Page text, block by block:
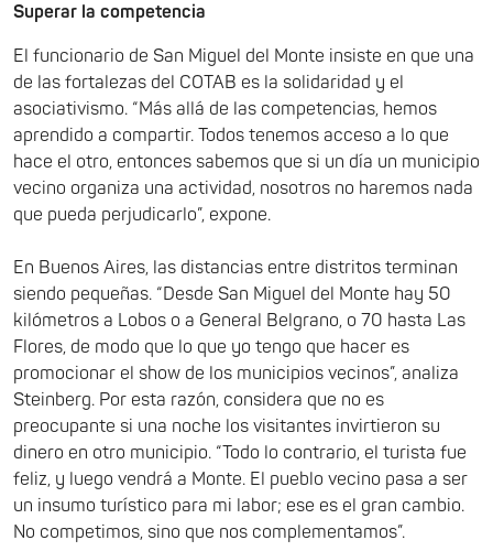
Superar la competencia
El funcionario de San Miguel del Monte insiste en que una
de las fortalezas del COTAB es la solidaridad y el
asociativismo. “Más allá de las competencias, hemos
aprendido a compartir. Todos tenemos acceso a lo que
hace el otro, entonces sabemos que si un día un municipio
vecino organiza una actividad, nosotros no haremos nada
que pueda perjudicarlo”, expone.
En Buenos Aires, las distancias entre distritos terminan
siendo pequeñas. “Desde San Miguel del Monte hay 50
kilómetros a Lobos o a General Belgrano, o 70 hasta Las
Flores, de modo que lo que yo tengo que hacer es
promocionar el show de los municipios vecinos”, analiza
Steinberg. Por esta razón, considera que no es
preocupante si una noche los visitantes invirtieron su
dinero en otro municipio. “Todo lo contrario, el turista fue
feliz, y luego vendrá a Monte. El pueblo vecino pasa a ser
un insumo turístico para mi labor; ese es el gran cambio.
No competimos, sino que nos complementamos”.